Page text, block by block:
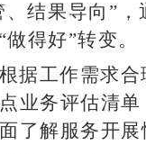
结果导向”
得好”转变。
根据工作需求
业务评估清
了解服务开